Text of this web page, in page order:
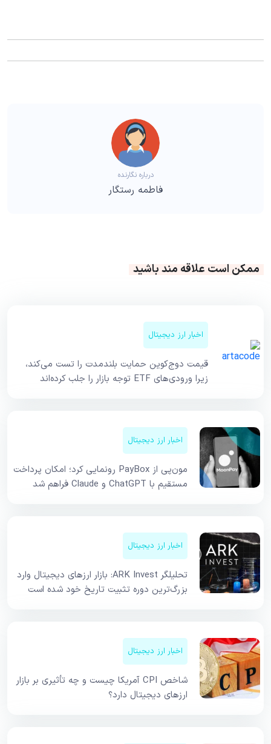
درباره نگارنده
فاطمه رستگار
ممکن است علاقه مند باشید
اخبار ارز دیجیتال
قیمت دوج‌کوین حمایت بلندمدت را تست می‌کند،
زیرا ورودی‌های ETF توجه بازار را جلب کرده‌اند
اخبار ارز دیجیتال
مون‌پی از PayBox رونمایی کرد؛ امکان پرداخت
مستقیم با ChatGPT و Claude فراهم شد
اخبار ارز دیجیتال
تحلیلگر ARK Invest: بازار ارزهای دیجیتال وارد
بزرگ‌ترین دوره تثبیت تاریخ خود شده است
اخبار ارز دیجیتال
شاخص CPI آمریکا چیست و چه تأثیری بر بازار
ارزهای دیجیتال دارد؟